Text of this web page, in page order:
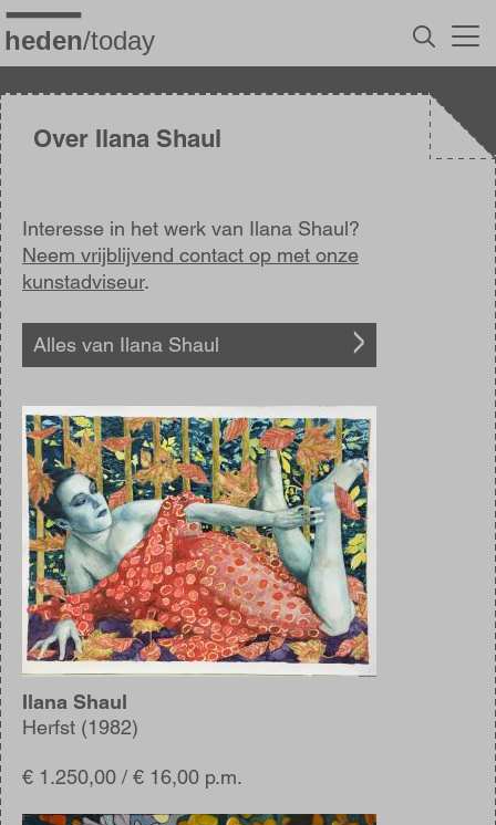
Overslaan
en
naar
inhoud
gaanOver Ilana Shaul
Interesse in het werk van Ilana Shaul?
Neem vrijblijvend contact op met onze
kunstadviseur.
Alles van Ilana Shaul
Afbeelding
Ilana Shaul
Herfst (1982)
€ 1.250,00 / € 16,00 p.m.